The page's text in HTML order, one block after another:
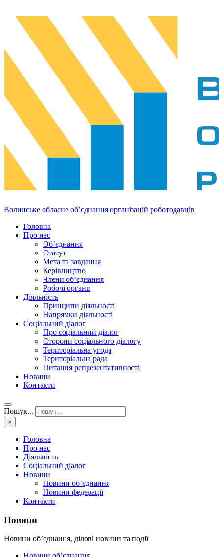
Волинське обласне об’єднання організацій роботодавців
Головна
Про нас
Об’єднання
Статут
Мета та завдання
Керівництво
Члени об’єднання
Робочі органи
Діяльність
Принципи діяльності
Напрямки діяльності
Соціальний діалог
Про соціальний діалог
Сторони соціального діалогу
Територіальна угода
Територіальна рада
Питання репрезентативності
Новини
Контакти
Пошук...
×
Головна
Про нас
Діяльність
Соціальний діалог
Новини
Новини об’єднання
Новини федерації
Контакти
Новини
Новини об’єднання, ділові новини та події